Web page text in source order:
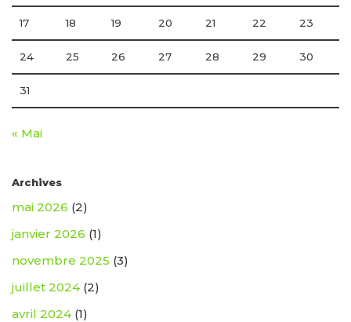
17 18 19 20 21 22 23
24 25 26 27 28 29 30
31
« Mai
Archives
mai 2026 (2)
janvier 2026 (1)
novembre 2025 (3)
juillet 2024(2)
avril 2024(1)